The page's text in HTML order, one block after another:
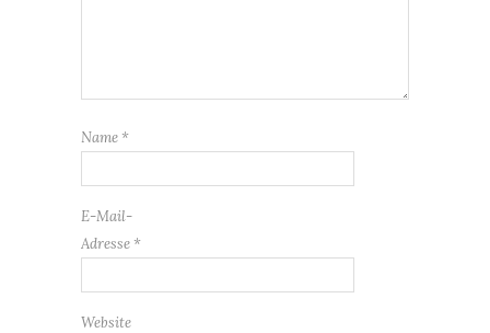
Name *
E-Mail-
Adresse *
Website